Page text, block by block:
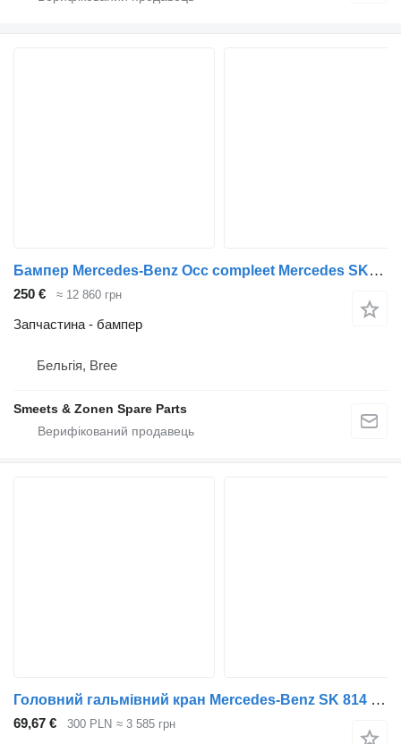
Бампер Mercedes-Benz Occ compleet Mercedes SK1619 до вантажівки
250 € ≈ 12 860 грн
Запчастина - бампер
Бельгія, Bree
Smeets & Zonen Spare Parts
Головний гальмівний кран Mercedes-Benz SK 814 809 0024317005 до вантажівки Mercedes-Benz SK 814, 809
69,67 € 300 PLN ≈ 3 585 грн